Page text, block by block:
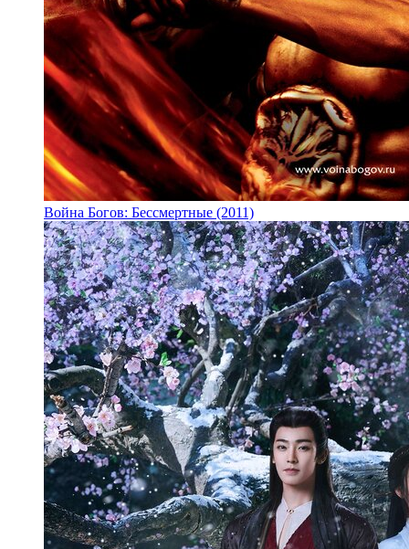
Война Богов: Бессмертные (2011)